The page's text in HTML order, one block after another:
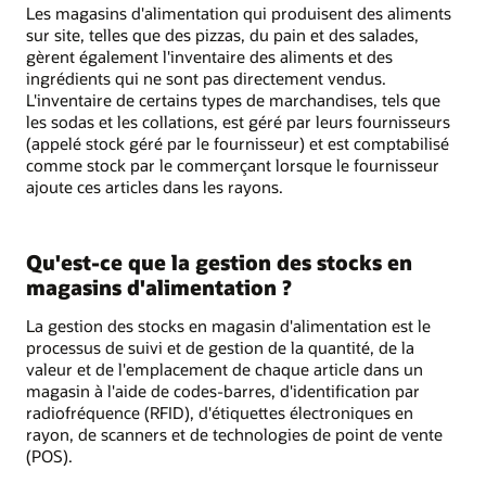
Les magasins d'alimentation qui produisent des aliments
sur site, telles que des pizzas, du pain et des salades,
gèrent également l'inventaire des aliments et des
ingrédients qui ne sont pas directement vendus.
L'inventaire de certains types de marchandises, tels que
les sodas et les collations, est géré par leurs fournisseurs
(appelé stock géré par le fournisseur) et est comptabilisé
comme stock par le commerçant lorsque le fournisseur
ajoute ces articles dans les rayons.
Qu'est-ce que la gestion des stocks en
magasins d'alimentation ?
La gestion des stocks en magasin d'alimentation est le
processus de suivi et de gestion de la quantité, de la
valeur et de l'emplacement de chaque article dans un
magasin à l'aide de codes-barres, d'identification par
radiofréquence (RFID), d'étiquettes électroniques en
rayon, de scanners et de technologies de point de vente
(POS).